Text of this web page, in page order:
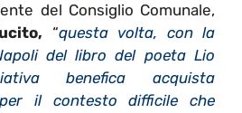
del Consiglio Comunale,
“questa volta, con la
del libro del poeta Lio
benefica acquista
il contesto difficile che